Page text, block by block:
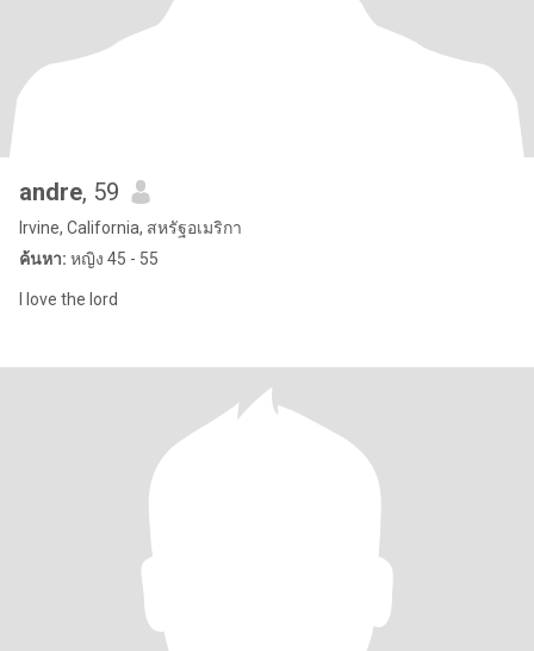
andre, 59
Irvine, California, สหรัฐอเมริกา
ค้นหา: หญิง 45 - 55
I love the lord